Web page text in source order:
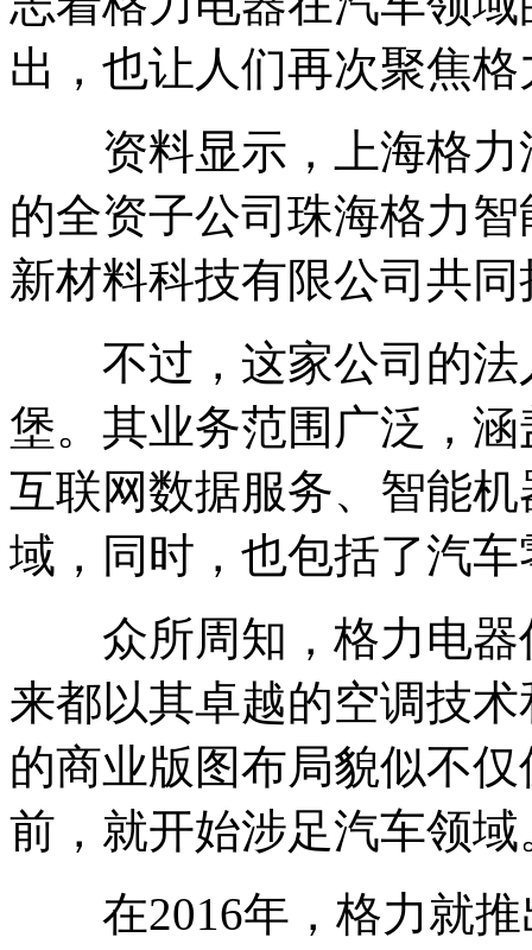
出，也让人们再次聚焦
资料显示，上海格力
的全资子公司珠海格力
新材料科技有限公司共同
不过，这家公司的法
堡。其业务范围广泛，
互联网数据服务、智能
域，同时，也包括了汽
众所周知，格力电器
来都以其卓越的空调技
的商业版图布局貌似不
前，就开始涉足汽车领域
在2016年，格力就推